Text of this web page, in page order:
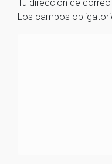
Tu dirección de
Los campos